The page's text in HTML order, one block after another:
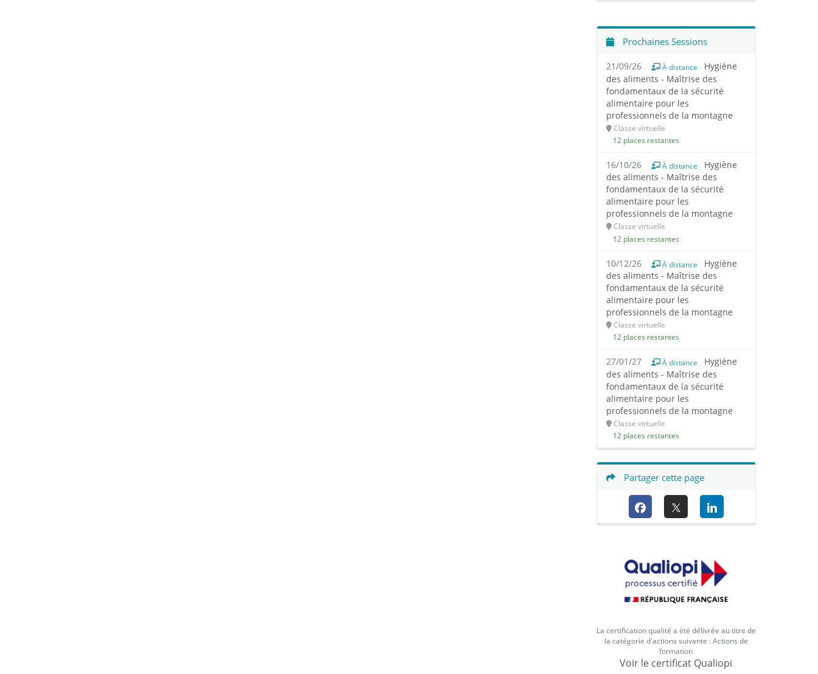
Prochaines Sessions
21/09/26 À distance
Hygiène
des aliments - Maîtrise des
fondamentaux de la sécurité
alimentaire pour les
professionnels de la montagne
Classe virtuelle
12 places restantes
16/10/26 À distance
Hygiène
des aliments - Maîtrise des
fondamentaux de la sécurité
alimentaire pour les
professionnels de la montagne
Classe virtuelle
12 places restantes
10/12/26 À distance
Hygiène
des aliments - Maîtrise des
fondamentaux de la sécurité
alimentaire pour les
professionnels de la montagne
Classe virtuelle
12 places restantes
27/01/27 À distance
Hygiène
des aliments - Maîtrise des
fondamentaux de la sécurité
alimentaire pour les
professionnels de la montagne
Classe virtuelle
12 places restantes
Partager cette page
La certification qualité a été délivrée au titre de
la catégorie d'actions suivante : Actions de
formation
Voir le certificat Qualiopi